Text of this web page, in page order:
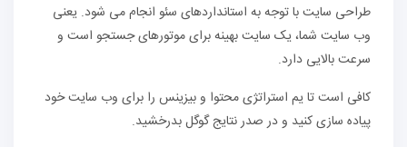
طراحی سایت با توجه به استانداردهای سئو انجام می شود. یعنی
وب سایت شما، یک سایت بهینه برای موتورهای جستجو است و
سرعت بالایی دارد.
کافی است تا یم استراتژی محتوا و بیزینس را برای وب سایت خود
پیاده سازی کنید و در صدر نتایج گوگل بدرخشید.